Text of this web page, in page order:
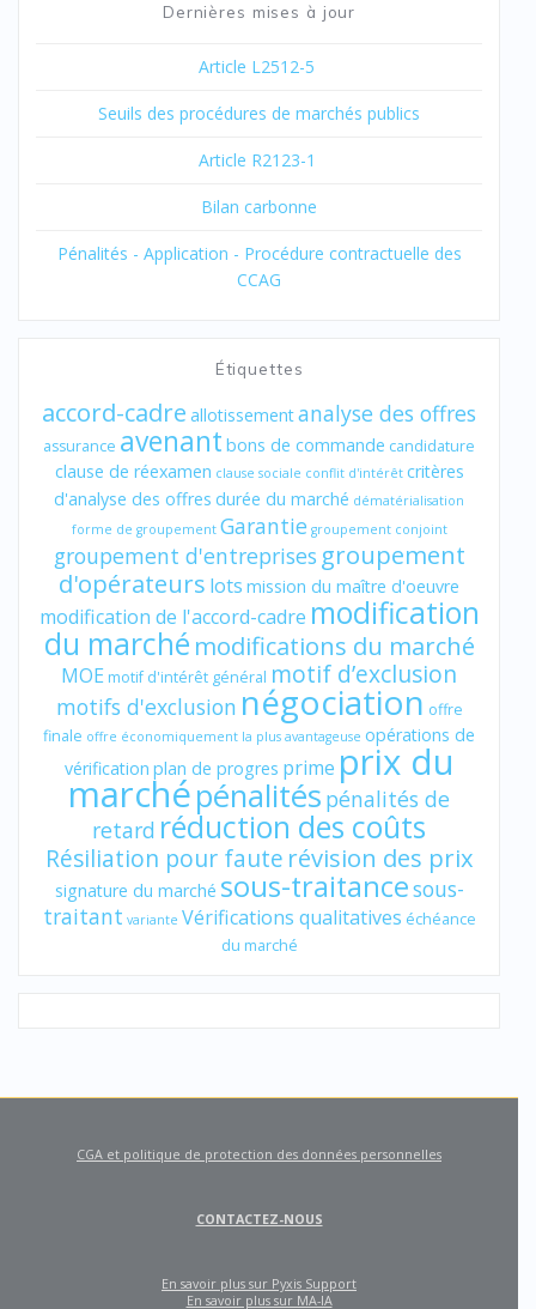
Dernières mises à jour
Article L2512-5
Seuils des procédures de marchés publics
Article R2123-1
Bilan carbonne
Pénalités - Application - Procédure contractuelle des
CCAG
Étiquettes
accord-cadre allotissementanalyse des offres
assurance avenant bons de commande candidature
clause de réexamen clause sociale conflit d'intérêt critères
d'analyse des offres durée du marché dématérialisation
forme de groupement Garantie groupement conjoint
groupement d'entreprises groupement
d'opérateurs lots mission du maître d'oeuvre
modification de l'accord-cadre modification
du marché modifications du marché
MOE motif d'intérêt général motif d’exclusion
motifs d'exclusion négociation offre
finale offre économiquement la plus avantageuse opérations de
vérification plan de progres prime prix du
marchépénalités pénalités de
retard réduction des coûts
Résiliation pour faute révision des prix
signature du marché sous-traitancesous-
traitant variante Vérifications qualitatives échéance
du marché
CGA et politique de protection des données personnelles
CONTACTEZ-NOUS
En savoir plus sur Pyxis Support
En savoir plus sur MA-IA